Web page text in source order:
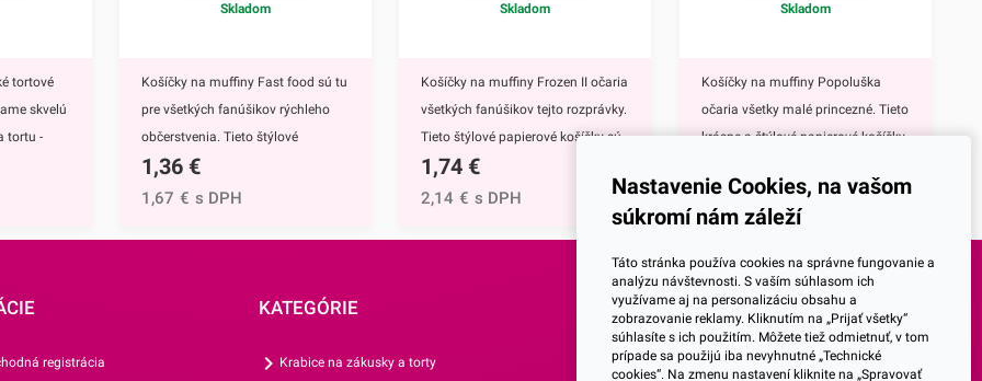
tortové
skvelú
tortu -
-
skvelým
Skladom
Košíčky na muffiny Fast food sú tu
pre všetkých fanúšikov rýchleho
občerstvenia. Tieto štýlové
papierové košíčky sú nevyhnutnou
výbavou pri príprave muffinov,
pečenie ale aj na rôzne príležitosti
papiera, ktorý je vhodný na priamy
1,36 €
1,67 € s DPH
Skladom
Košíčky na muffiny Frozen II očaria
všetkých fanúšikov tejto rozprávky.
Tieto štýlové papierové košíčky sú
nevyhnutnou výbavou pri príprave
muffinov, cupcakekov ale aj
motívom využijete nielen na
1,74 €
2,14 € s DPH
Skladom
Košíčky na muffiny Popoluška
očaria všetky malé princezné. Tieto
krásne a štýlové papierové košíčky
príprave muffinov, cupcakekov ale
aj rôznych iných sladkých
košíčkov je Popoluška, ktrorá je
hlavnou postavou jednej z
najznámejších Disney
rozprávok.Využijete ich na
1,00 € s DPH
registrácia
KATEGÓRIE
Krabice na zákusky a torty
SOCIALNE SIETE
Facebook
Nastavenie Cookies, na vašom
súkromí nám záleží
Táto stránka používa cookies na správne fungovanie a
analýzu návštevnosti. S vaším súhlasom ich
využívame aj na personalizáciu obsahu a
zobrazovanie reklamy. Kliknutím na „Prijať všetky“
súhlasíte s ich použitím. Môžete tiež odmietnuť, v tom
prípade sa použijú iba nevyhnutné „Technické
cookies“. Na zmenu nastavení kliknite na „Spravovať